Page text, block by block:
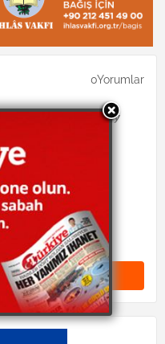
0Yorumlar
are Reviewed by
gönderiniz.
(0)